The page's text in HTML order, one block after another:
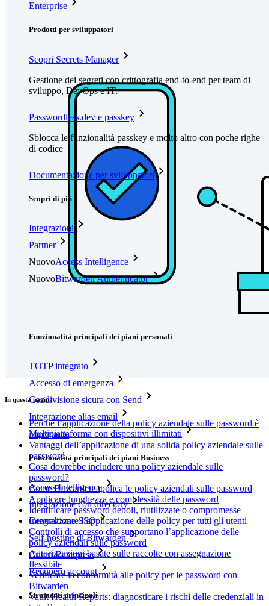
Enterprise
Prodotti per sviluppatori
Scopri Secrets Manager
Gestione dei segreti con crittografia end-to-end per team di
sviluppo, DevOps e IT.
Passwordless.dev e passkey
Sblocca le funzionalità passkey e molto altro con poche righe
di codice
Documentazione per sviluppatori
Scopri di più
Integrazioni
Partner
NuovoAccess Intelligence
NuovoBitwarden Authenticator
Funzionalità principali dei piani personali
TOTP integrato
Accesso di emergenza
Condivisione sicura con Send
Integrazione alias email
Multipiattaforma con dispositivi illimitati
Funzionalità principali dei piani Business
Access Intelligence
Integrazione con directory
Integrazione SSO
Self-hosting di Bitwarden
Criteri Enterprise
Recupero account
Strumenti principali
In questa pagina
Perché l’applicazione della policy aziendale sulle password è
importante
Vantaggi dell’applicazione di una solida policy aziendale sulle
password
Cosa dovrebbe includere una policy aziendale sulle
password?
Come Bitwarden applica le policy aziendali sulle password
Applicare lunghezza e complessità delle password
Identificare password deboli, riutilizzate o compromesse
Centralizzare l’applicazione delle policy per tutti gli utenti
Controlli di accesso che supportano l’applicazione delle
policy aziendali sulle password
Autorizzazioni basate sulle raccolte con assegnazione
flessibile
Verificare la conformità alle policy per le password con
Bitwarden
Vault Health Reports: diagnosticare i rischi delle credenziali in